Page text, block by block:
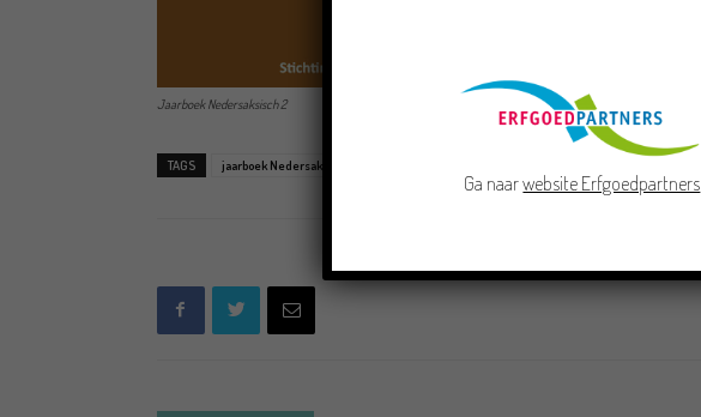
Jaarboek Nedersaksisch 2
TAGS jaarboek Nedersaksisch
Ga naarwebsite Erfgoedpartners